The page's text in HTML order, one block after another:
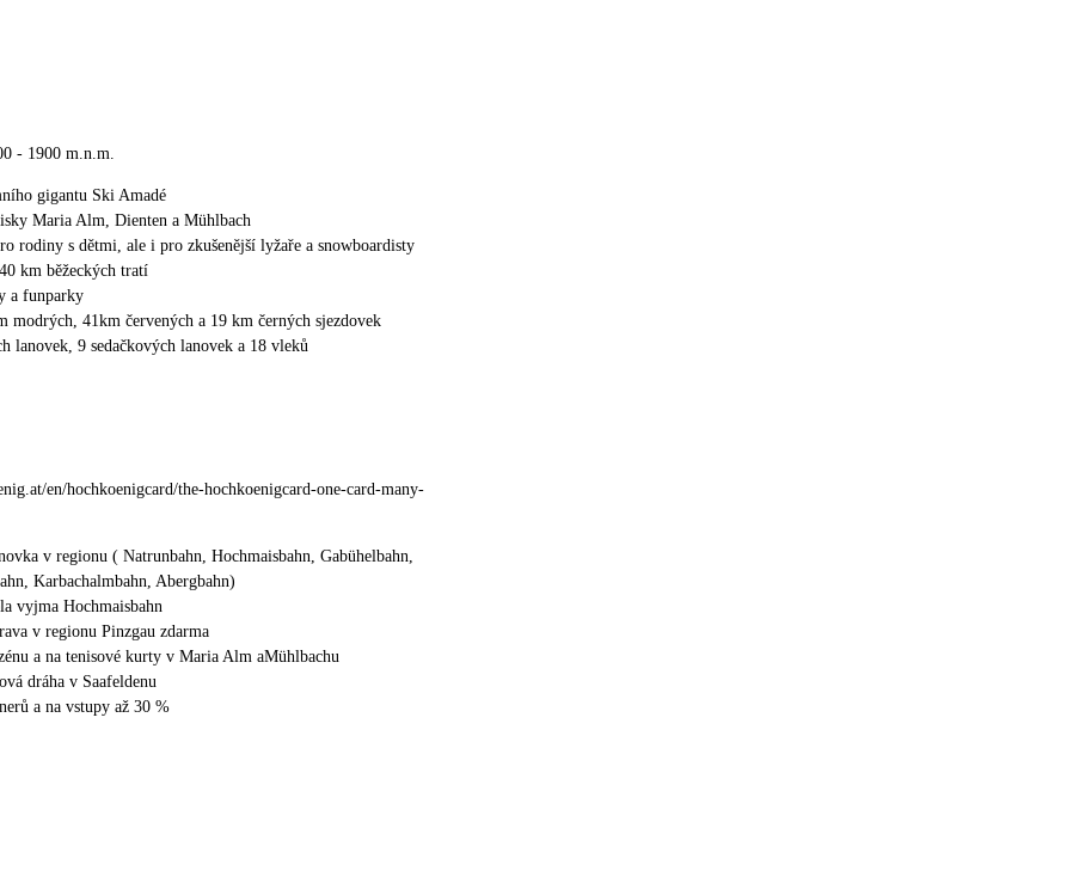
- 1900 m.n.m.
gigantu Ski Amadé
Maria Alm, Dienten a Mühlbach
rodiny s dětmi, ale i pro zkušenější lyžaře a snowboardisty
km běžeckých tratí
a funparky
modrých, 41km červených a 19 km černých sjezdovek
lanovek, 9 sedačkových lanovek a 18 vleků
en/hochkoenigcard/the-hochkoenigcard-one-card-many-
v regionu ( Natrunbahn, Hochmaisbahn, Gabühelbahn,
Karbachalmbahn, Abergbahn)
vyjma Hochmaisbahn
v regionu Pinzgau zdarma
a na tenisové kurty v Maria Alm aMühlbachu
dráha v Saafeldenu
a na vstupy až 30 %